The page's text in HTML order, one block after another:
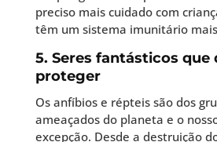
preciso mais cuidado com
têm um sistema imunitário
5. Seres fantásticos que
proteger
Os anfíbios e répteis são dos
ameaçados do planeta e o
excepção. Desde a destruição